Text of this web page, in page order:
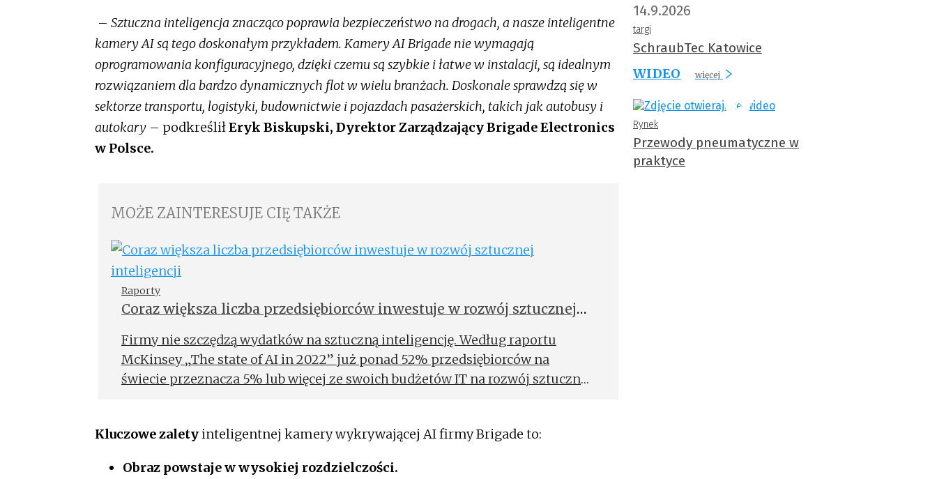
– Sztuczna inteligencja znacząco poprawia bezpieczeństwo na drogach, a nasze inteligentne
kamery AI są tego doskonałym przykładem. Kamery AI Brigade nie wymagają
oprogramowania konfiguracyjnego, dzięki czemu są szybkie i łatwe w instalacji, są idealnym
rozwiązaniem dla bardzo dynamicznych flot w wielu branżach. Doskonale sprawdzą się w
sektorze transportu, logistyki, budownictwie i pojazdach pasażerskich, takich jak autobusy i
autokary – podkreśliłEryk Biskupski, Dyrektor Zarządzający Brigade Electronics
w Polsce.
MOŻE ZAINTERESUJE CIĘ TAKŻE
Raporty
Coraz większa liczba przedsiębiorców inwestuje w rozwój sztucznej
Firmy nie szczędzą wydatków na sztuczną inteligencję. Według raportu
McKinsey „The state of AI in 2022” już ponad 52% przedsiębiorców na
świecie przeznacza 5% lub więcej ze swoich budżetów IT na rozwój sztucznej
Kluczowe zaletyinteligentnej kamery wykrywającej AI firmy Brigade to:
Obraz powstaje w wysokiej rozdzielczości.
14.9.2026
targi
SchraubTec Katowice
WIDEO
więcej
Rynek
Przewody pneumatyczne w
praktyce